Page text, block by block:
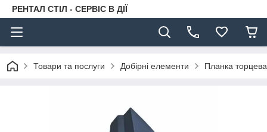
РЕНТАЛ СТІЛ - СЕРВІС В ДІЇ
Товари та послуги Добірні елементи Планка